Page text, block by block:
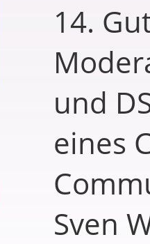
14.
und
eines
Sven